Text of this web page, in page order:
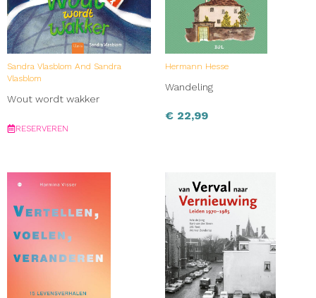
Sandra Vlasblom And Sandra
Vlasblom
Wout wordt wakker
RESERVEREN
Hermann Hesse
Wandeling
€ 22,99